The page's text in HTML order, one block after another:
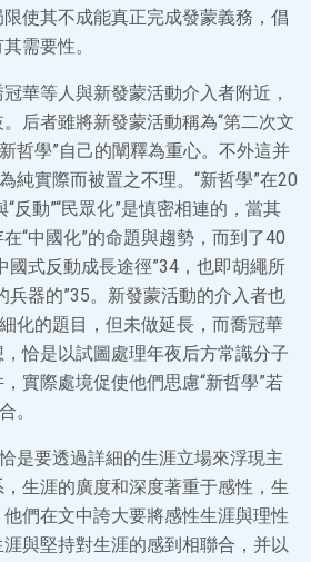
使其不成能真正完成發蒙義務，倡
需要性。
華等人與新發蒙活動介入者附近，
后者雖將新發蒙活動稱為“第二次文
哲學”自己的闡釋為重心。不外這并
純實際而被置之不理。“新哲學”在20
反動”“民眾化”是慎密相連的，當其
“中國化”的命題與趨勢，而到了40
國式反動成長途徑”34，也即胡繩所
兵器的”35。新發蒙活動的介入者也
化的題目，但未做延長，而喬冠華
恰是以試圖處理年夜后方常識分子
實際處境促使他們思慮“新哲學”若
。
是要透過詳細的生涯立場來浮現主
生涯的廣度和深度著重于感性，生
們在文中誇大要將感性生涯與理性
與堅持對生涯的感到相聯合，并以